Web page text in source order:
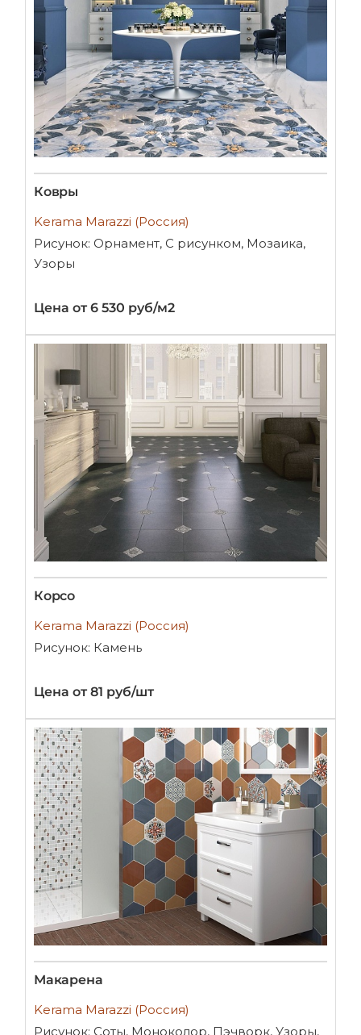
Ковры
Kerama Marazzi (Россия)
Рисунок: Орнамент, С рисунком, Мозаика,
Узоры
Цена от 6 530 руб/м2
Корсо
Kerama Marazzi (Россия)
Рисунок: Камень
Цена от 81 руб/шт
Макарена
Kerama Marazzi (Россия)
Рисунок: Соты, Моноколор, Пэчворк, Узоры,